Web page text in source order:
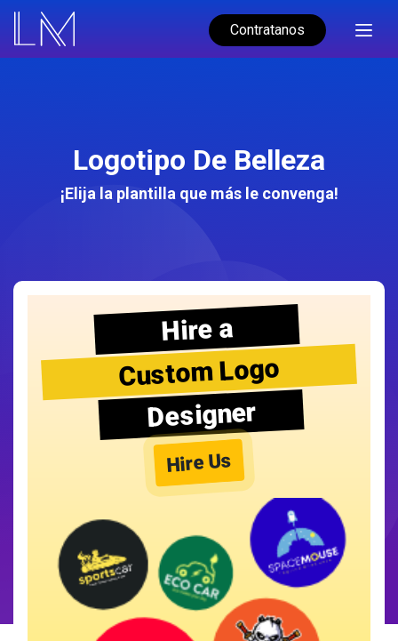
Contratanos
Logotipo De Belleza
¡Elija la plantilla que más le convenga!
Hire a
Custom Logo
Designer
Hire Us